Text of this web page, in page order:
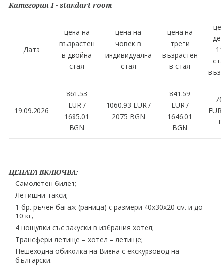
Категория I - standart room
Дата
цена на
възрастен
в двойна
стая
цена на
човек в
индивидуална
стая
цена на
трети
възрастен
в стая
19.09.2026
861.53
EUR /
1685.01
BGN
1060.93 EUR /
2075 BGN
841.59
EUR /
1646.01
BGN
ЦЕНАТА ВКЛЮЧВА:
Самолетен билет;
Летищни такси;
1 бр. ръчен багаж (раница) с размери 40х30х20 см. и до
10 кг;
4 нощувки със закуски в избрания хотел;
Трансфери летище – хотел – летище;
Пешеходна обиколка на Виена с екскурзовод на
български.